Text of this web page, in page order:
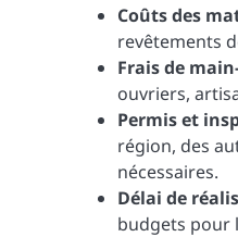
Coûts des
revêtements
Frais de
ouvriers,
Permis et
région, des
nécessaires.
Délai de
budgets pour